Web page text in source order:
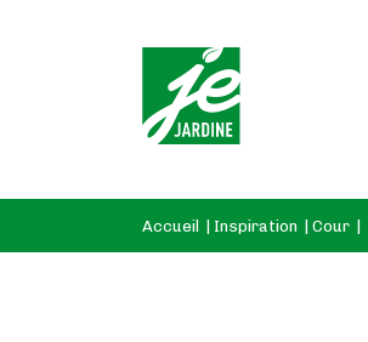
Accueil Inspiration Cour